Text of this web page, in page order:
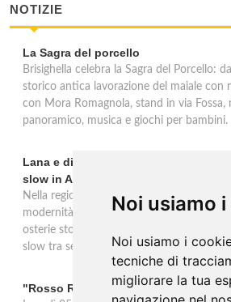
Noi usiamo
Noi usiamo i
tecniche di
migliorare la tua
NOTIZIE
La Sagra del porcello
Brisighella celebra la Sagra del Porcello:
storico antica lavorazione del maiale con
con Mora Romagnola, stand in via
panoramico, musica e giochi per bambini.
Lana e dintorni: Törggelen, vini
slow in Alto Adige
Nella regione di Lana in Alto Adige
modernità si fondono in un'esperienza
osterie storiche, vini da antiche tradizioni
slow tra sentieri delle rogge e produttori
"Rosso Rame" in scena a